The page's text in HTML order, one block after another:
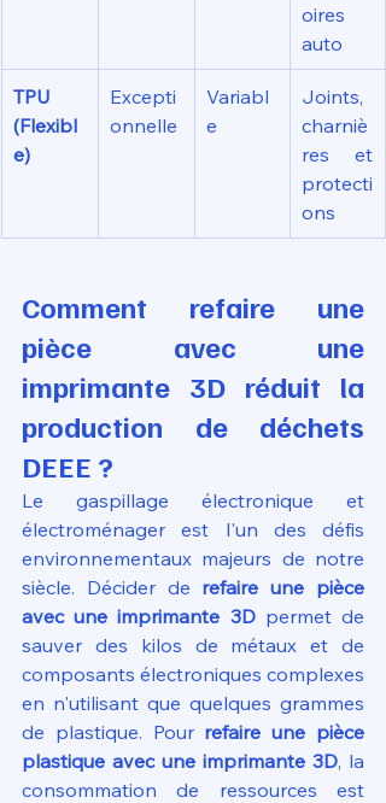
oires
auto
TPU
(Flexibl
e)
Excepti
onnelle
Variabl
e
Joints,
charniè
res et
protecti
ons
Comment refaire une
pièce avec une
imprimante 3D réduit la
production de déchets
DEEE ?
Le gaspillage électronique et
électroménager est l'un des défis
environnementaux majeurs de notre
siècle. Décider de refaire une pièce
avec une imprimante 3D permet de
sauver des kilos de métaux et de
composants électroniques complexes
en n'utilisant que quelques grammes
de plastique. Pour refaire une pièce
plastique avec une imprimante 3D, la
consommation de ressources est